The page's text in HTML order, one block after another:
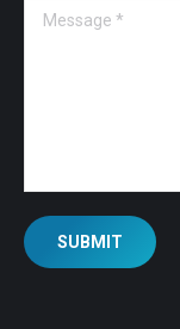
Message *
SUBMIT